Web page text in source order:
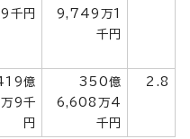
千円
9,749万1
千円
億
9千
円
350億
6,608万4
千円
2.8